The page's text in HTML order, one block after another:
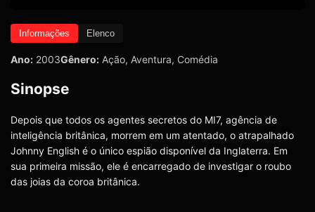
Informações Elenco
Ano: 2003Gênero: Ação, Aventura, Comédia
Sinopse
Depois que todos os agentes secretos do MI7, agência de
inteligência britânica, morrem em um atentado, o atrapalhado
Johnny English é o único espião disponível da Inglaterra. Em
sua primeira missão, ele é encarregado de investigar o roubo
das joias da coroa britânica.